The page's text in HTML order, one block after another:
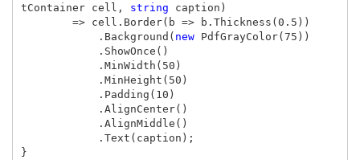
tContainer
cell , string caption )
=>
cell . Border( b => b . Thickness ( 0.5 ))
. Background ( new PdfGrayColor( 75 ))
. ShowOnce ()
. MinWidth ( 50 )
. MinHeight ( 50 )
. Padding ( 10 )
. AlignCenter()
. AlignMiddle ()
. Text ( caption );
}